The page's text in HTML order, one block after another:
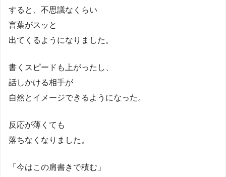
すると、不思議なくらい
言葉がスッと
出てくるようになりました。
書くスピードも上がったし、
話しかける相手が
自然とイメージできるようになった。
反応が薄くても
落ちなくなりました。
「今はこの肩書きで積む」